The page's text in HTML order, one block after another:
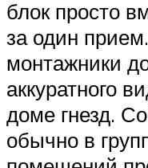
блок просто
за один
монтажники
аккуратного
доме гнезд.
обычно в